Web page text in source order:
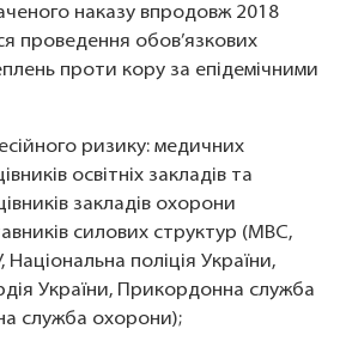
наказу впродовж 2018
проведення обов’язкових
проти кору за епідемічними
ризику: медичних
освітніх закладів та
закладів охорони
силових структур (МВС,
поліція України,
України, Прикордонна служба
служба охорони);